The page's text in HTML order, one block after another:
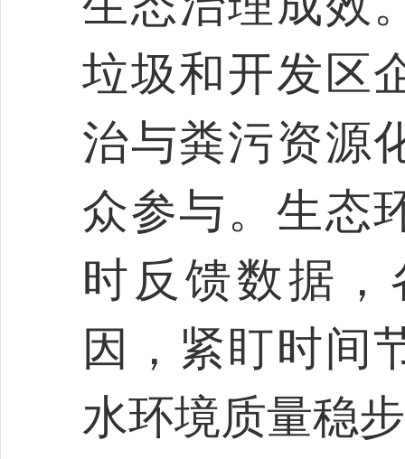
垃圾和开发区
治与粪污资源
众参与。生态
时反馈数据
因，紧盯时间
水环境质量稳